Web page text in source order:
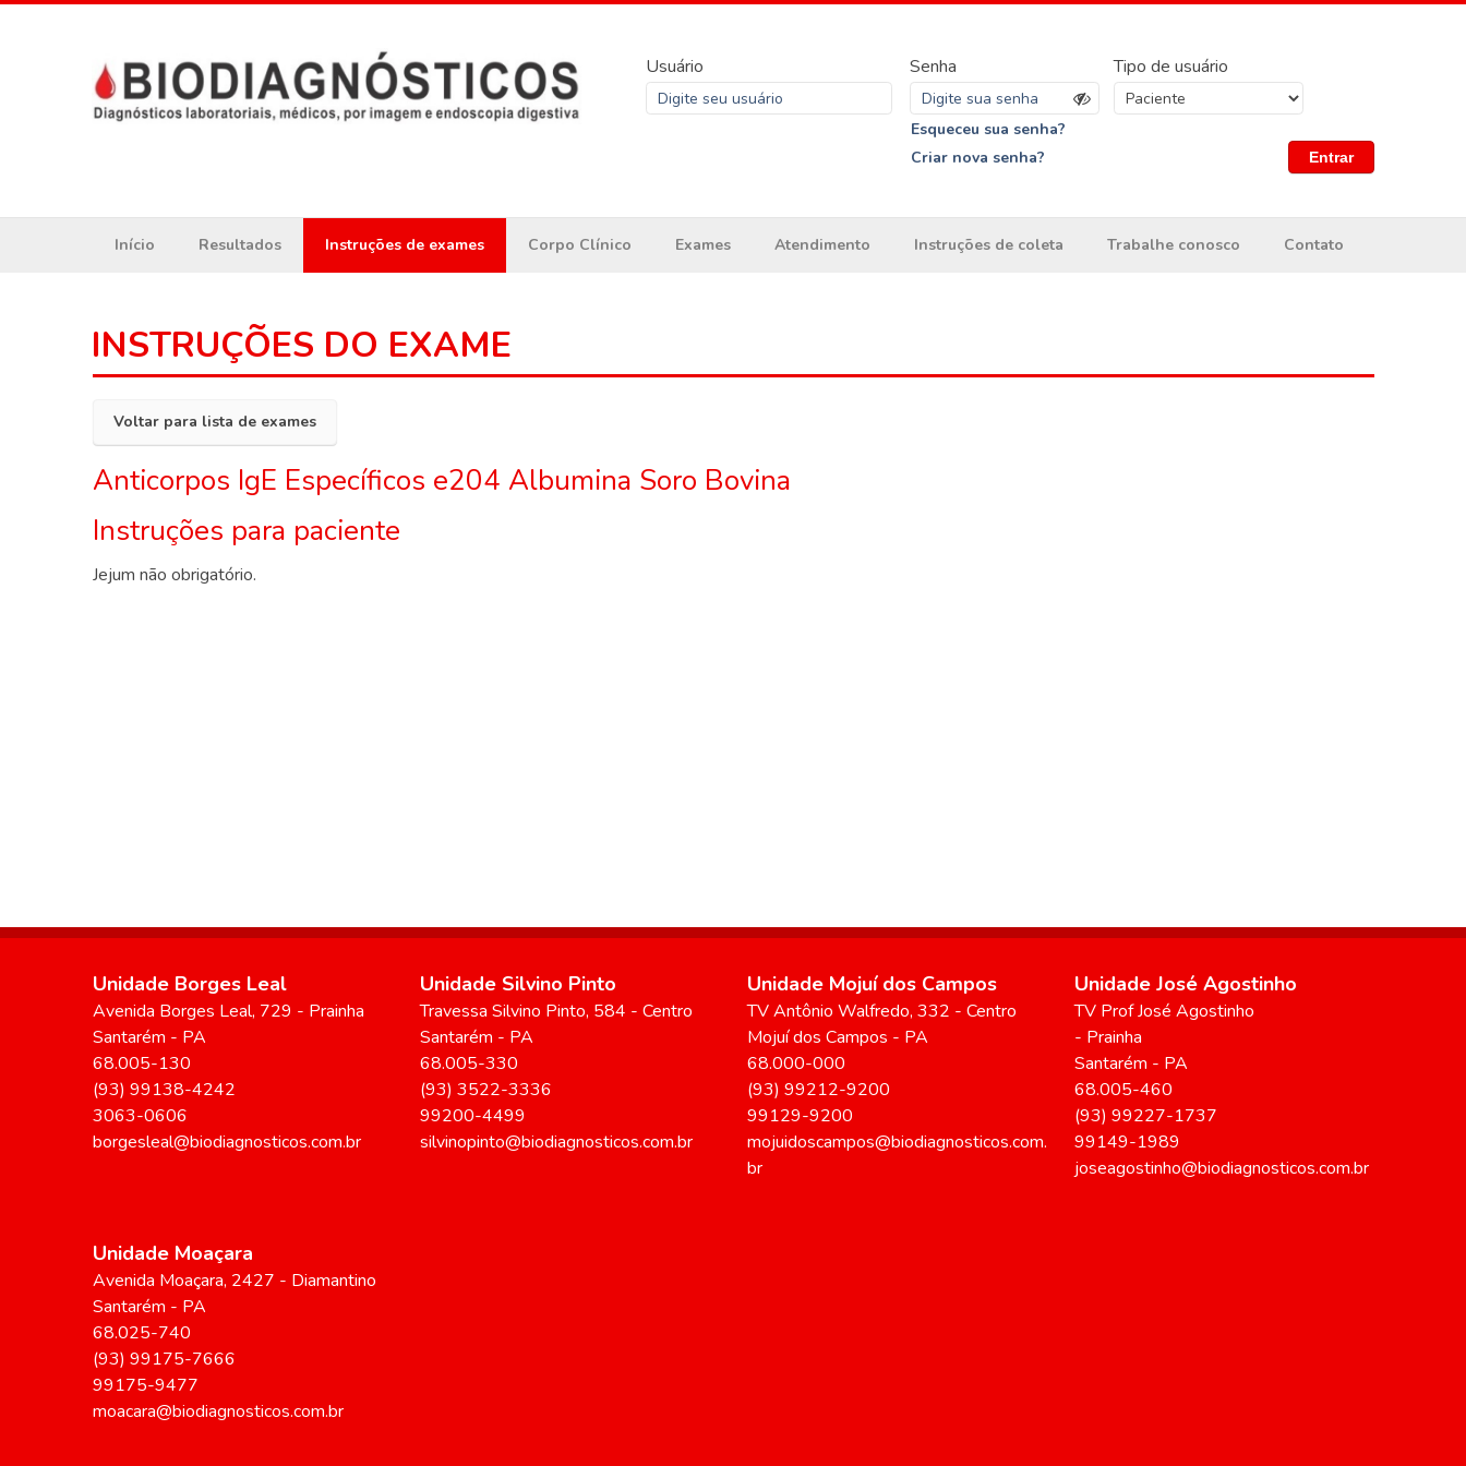
Usuário Senha
Esqueceu sua senha?
Criar nova senha?
Tipo de usuário
Entrar
Início Resultados Instruções de exames Corpo Clínico Exames Atendimento Instruções de coleta Trabalhe conosco Contato
INSTRUÇÕES DO EXAME
Voltar para lista de exames
Anticorpos IgE Específicos e204 Albumina Soro Bovina
Instruções para paciente
Jejum não obrigatório.
Unidade Borges Leal
Avenida Borges Leal, 729 - Prainha
Santarém - PA
68.005-130
(93) 99138-4242
3063-0606
borgesleal@biodiagnosticos.com.br
Unidade Silvino Pinto
Travessa Silvino Pinto, 584 - Centro
Santarém - PA
68.005-330
(93) 3522-3336
99200-4499
silvinopinto@biodiagnosticos.com.br
Unidade Mojuí dos Campos
TV Antônio Walfredo, 332 - Centro
Mojuí dos Campos - PA
68.000-000
(93) 99212-9200
99129-9200
mojuidoscampos@biodiagnosticos.com.
br
Unidade José Agostinho
TV Prof José Agostinho
- Prainha
Santarém - PA
68.005-460
(93) 99227-1737
99149-1989
joseagostinho@biodiagnosticos.com.br
Unidade Moaçara
Avenida Moaçara, 2427 - Diamantino
Santarém - PA
68.025-740
(93) 99175-7666
99175-9477
moacara@biodiagnosticos.com.br